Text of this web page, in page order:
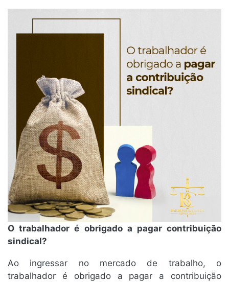
O trabalhador é obrigado a pagar contribuição
sindical?
Ao ingressar no mercado de trabalho, o
trabalhador é obrigado a pagar a contribuição